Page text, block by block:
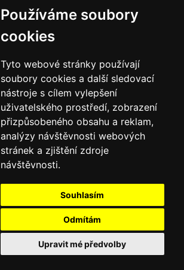
Používáme soubory
cookies
Tyto webové stránky používají
soubory cookies a další sledovací
nástroje s cílem vylepšení
uživatelského prostředí, zobrazení
přizpůsobeného obsahu a reklam,
analýzy návštěvnosti webových
stránek a zjištění zdroje
návštěvnosti.
Souhlasím
Odmítám
Upravit mé předvolby